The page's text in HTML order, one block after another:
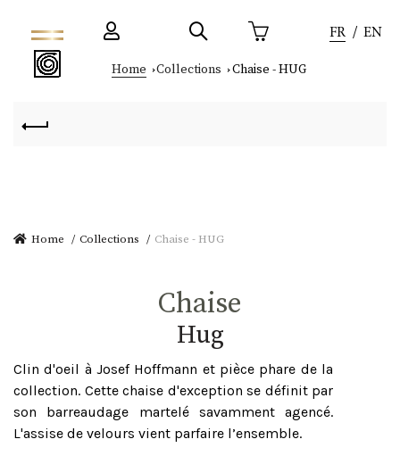
Home Collections Chaise - HUG
Home Collections Chaise - HUG
Chaise
hug
Clin d'oeil à Josef Hoffmann et pièce phare de la
collection. Cette chaise d'exception se définit par
son barreaudage martelé savamment agencé.
L'assise de velours vient parfaire l’ensemble.
FR EN